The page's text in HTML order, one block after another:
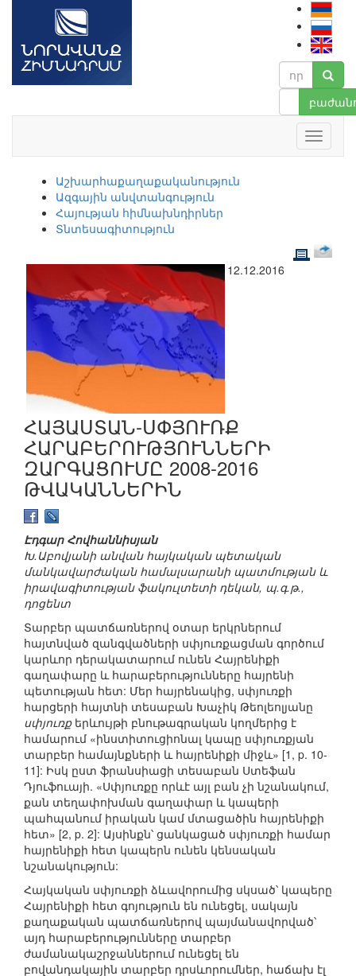
Աշխարհաքաղաքականություն
Ազգային անվտանգություն
Հայության հիմնախնդիրներ
Տնտեսագիտություն
12.12.2016
ՀԱՅԱՍՏԱՆ-ՍՓՅՈՒՌՔ
ՀԱՐԱԲԵՐՈՒԹՅՈՒՆՆԵՐԻ
ԶԱՐԳԱՑՈՒՄԸ 2008-2016
ԹՎԱԿԱՆՆԵՐԻՆ
Էդգար Հովհաննիսյան
Խ.Աբովյանի անվան հայկական պետական
մանկավարժական համալսարանի պատմության և
իրավագիտության ֆակուլտետի դեկան, պ.գ.թ.,
դոցենտ
Տարբեր պատճառներով օտար երկրներում
հայտնված զանգվածների սփյուռքացման գործում
կարևոր դերակատարում ունեն Հայրենիքի
գաղափարը և հարաբերությունները հայրենի
պետության հետ: Մեր հայրենակից, սփյուռքի
հարցերի հայտնի տեսաբան Խաչիկ Թեոլեոլյանը
սփյուռքերևույթի բնութագրական կողմերից է
համարում «ինստիտուցիոնալ կապը սփյուռքյան
տարբեր համայնքների և հայրենիքի միջև» [1, p. 10-
11]: Իսկ ըստ ֆրանսիացի տեսաբան Ստեֆան
Դյուֆուայի. «Սփյուռքը որևէ այլ բան չի նշանակում,
քան տեղափոխման գաղափար և կապերի
պահպանում իրական կամ մտացածին հայրենիքի
հետ» [2, p. 2]: Այսինքն՝ ցանկացած սփյուռքի համար
հայրենիքի հետ կապերն ունեն կենսական
նշանակություն:
Հայկական սփյուռքի ձևավորումից սկսած՝ կապերը
Հայրենիքի հետ գոյություն են ունեցել, սակայն
քաղաքական պատճառներով պայմանավորված՝
այդ հարաբերությունները տարբեր
ժամանակաշրջաններում ունեցել են
բովանդակային տարբեր դրսևորումներ, հաճախ էլ